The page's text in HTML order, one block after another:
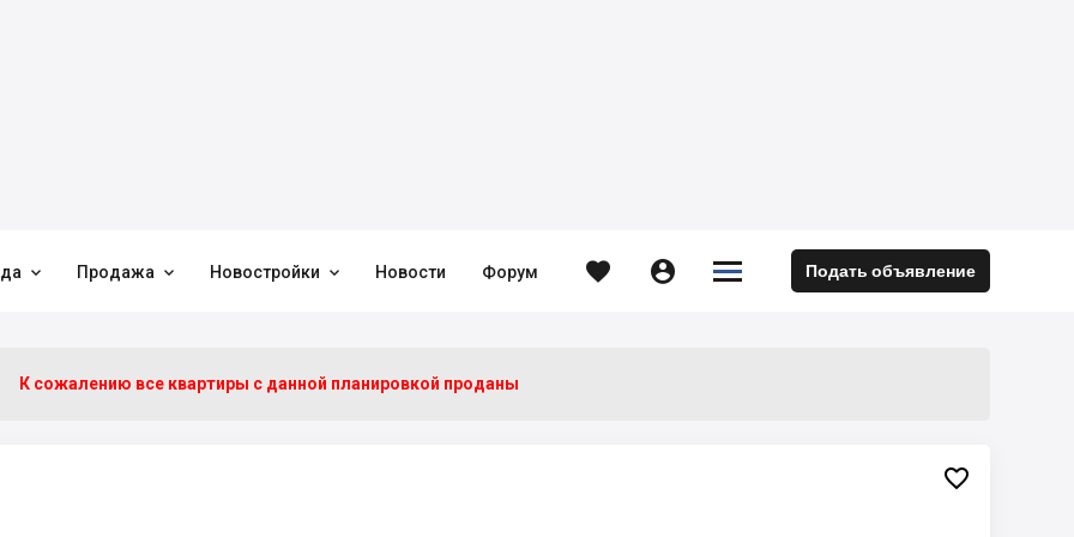
 Продажа  Новостройки  Новости Форум   

 Подать объявление
К сожалению все квартиры c данной планировкой проданы
